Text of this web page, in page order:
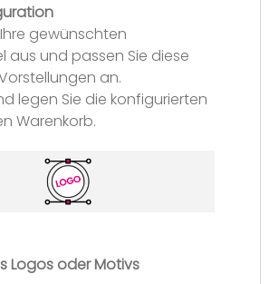
gewünschten
aus und passen Sie diese
an.
legen Sie die konfigurierten
Warenkorb.
Logos oder Motivs